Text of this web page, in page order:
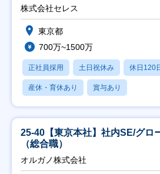
株式会社セレス
東京都
700万~1500万
正社員採用 土日祝休み 休日120
産休・育休あり 賞与あり
25-40【東京本社】社内SE/グロ
（総合職）
オルガノ株式会社